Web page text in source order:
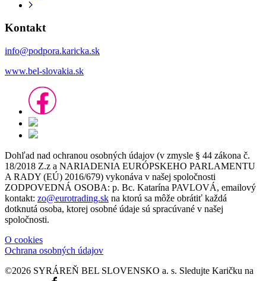
Kontakt
info@podpora.karicka.sk
www.bel-slovakia.sk
Dohľad nad ochranou osobných údajov (v zmysle § 44 zákona č.
18/2018 Z.z a NARIADENIA EURÓPSKEHO PARLAMENTU
A RADY (EÚ) 2016/679) vykonáva v našej spoločnosti
ZODPOVEDNÁ OSOBA: p. Bc. Katarína PAVLOVÁ, emailový
kontakt: zo@eurotrading.sk na ktorú sa môže obrátiť každá
dotknutá osoba, ktorej osobné údaje sú spracúvané v našej
spoločnosti.
O cookies
Ochrana osobných údajov
©2026 SYRÁREŇ BEL SLOVENSKO a. s. Sledujte Karičku na